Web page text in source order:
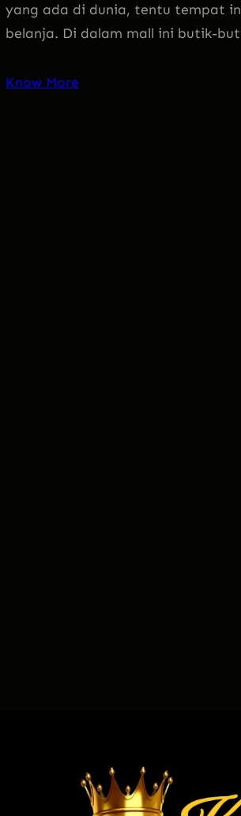
yang ada di dunia, tentu tempat
belanja. Di dalam mall ini butik-
Know More